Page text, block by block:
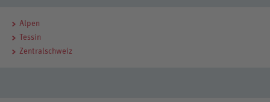
Alpen
Tessin
Zentralschweiz